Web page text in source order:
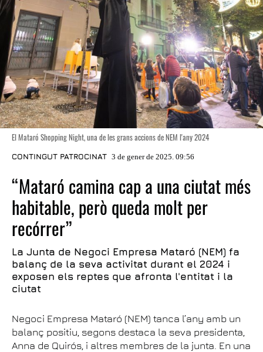
El Mataró Shopping Night, una de les grans accions de NEM l'any 2024
CONTINGUT PATROCINAT 3 de gener de 2025. 09:56
“Mataró camina cap a una ciutat més
habitable, però queda molt per
recórrer”
La Junta de Negoci Empresa Mataró (NEM) fa
balanç de la seva activitat durant el 2024 i
exposen els reptes que afronta l'entitat i la
ciutat
Negoci Empresa Mataró (NEM) tanca l’any amb un
balanç positiu, segons destaca la seva presidenta,
Anna de Quirós, i altres membres de la junta. En una